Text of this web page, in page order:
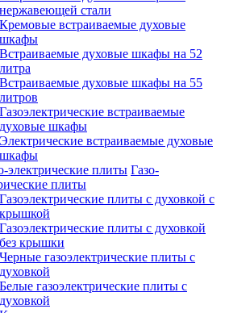
нержавеющей стали
Кремовые встраиваемые духовые
шкафы
Встраиваемые духовые шкафы на 52
литра
Встраиваемые духовые шкафы на 55
литров
Газоэлектрические встраиваемые
духовые шкафы
Электрические встраиваемые духовые
шкафы
Газо-
плиты
Газоэлектрические плиты с духовкой с
крышкой
Газоэлектрические плиты с духовкой
без крышки
Черные газоэлектрические плиты с
духовкой
Белые газоэлектрические плиты с
духовкой